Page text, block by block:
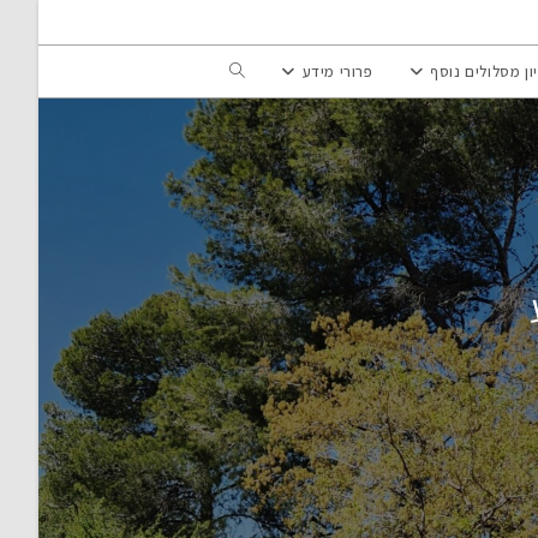
מסלולים נוסף פרורי מידע Toggle
website
search